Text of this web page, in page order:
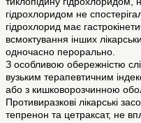
гідрохлоридом не
гідрохлорид має
всмоктування інших
одночасно перорально.
З особливою обережністю
вузьким терапевтичним
або з кишковорозчинною
Противиразкові лікарські
тепренон та цетраксат, не